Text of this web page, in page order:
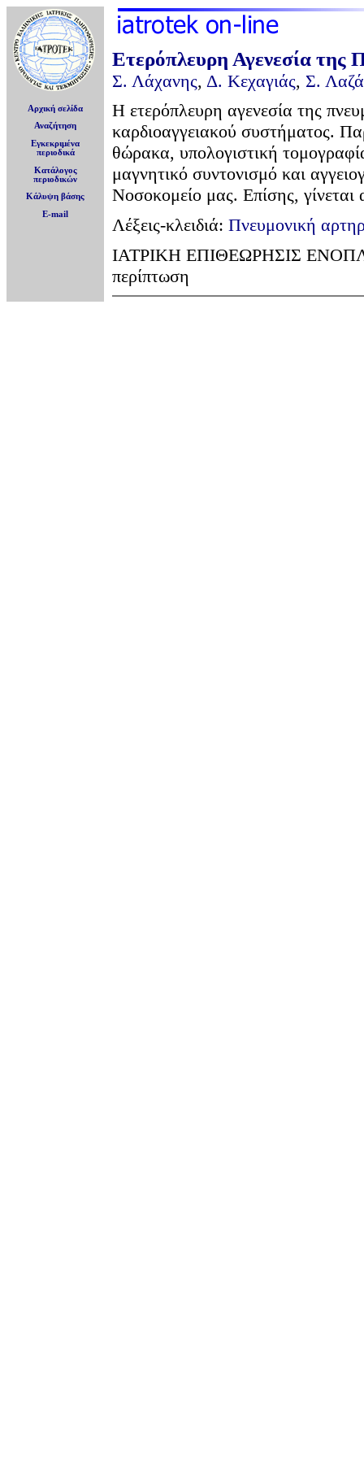
Αρχική σελίδα
Αναζήτηση
Εγκεκριμένα
περιοδικά
Κατάλογος
περιοδικών
Κάλυψη βάσης
E-mail
Ετερόπλευρη Αγενεσία της
Σ. Λάχανης, Δ. Κεχαγιάς, Σ.
Η ετερόπλευρη αγενεσία της
καρδιοαγγειακού συστήματος.
θώρακα, υπολογιστική
μαγνητικό συντονισμό και
Νοσοκομείο μας. Επίσης,
Λέξεις-κλειδιά: Πνευμονική
ΙΑΤΡΙΚΗ ΕΠΙΘΕΩΡΗΣΙΣ
περίπτωση